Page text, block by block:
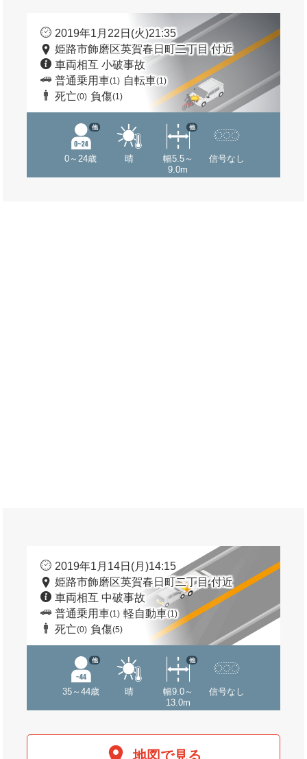
2019年1月22日(火)21:35
姫路市飾磨区英賀春日町二丁目 付近
車両相互 小破事故
普通乗用車(1) 自転車(1)
死亡(0) 負傷(1)
0～24歳
他
晴
幅5.5～
9.0m
他
信号なし
2019年1月14日(月)14:15
姫路市飾磨区英賀春日町二丁目 付近
車両相互 中破事故
普通乗用車(1) 軽自動車(1)
死亡(0) 負傷(5)
35～44歳
他
晴
幅9.0～
13.0m
他
信号なし
地図で見る